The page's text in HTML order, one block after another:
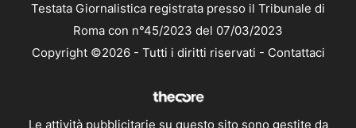
Testata Giornalistica registrata presso il Tribunale di
Roma con n°45/2023 del 07/03/2023
Copyright ©2026 - Tutti i diritti riservati - Contattaci
Le attività pubblicitarie su questo sito sono gestite da